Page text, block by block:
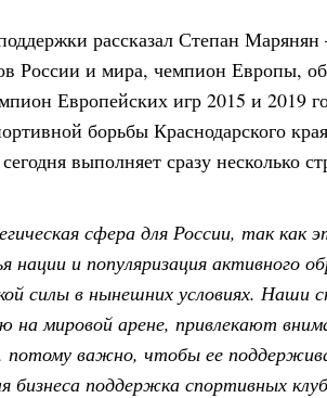
рассказал Степан
России и мира, чемпион Европы,
Европейских игр 2015 и 2019
борьбы Краснодарского
выполняет сразу несколько
сфера для России, так как
нации и популяризация активного
силы в нынешних условиях. Наши
на мировой арене, привлекают
потому важно, чтобы ее
бизнеса поддержка спортивных